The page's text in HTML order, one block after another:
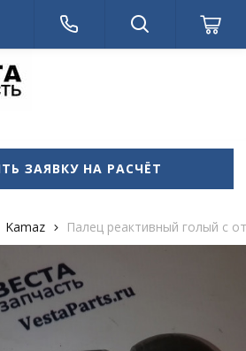
ЗАЯВКУ НА РАСЧЁТ
Kamaz Палец реактивный голый с